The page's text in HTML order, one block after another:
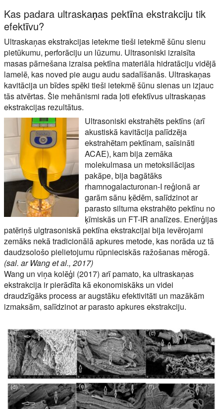
Kas padara ultraskaņas pektīna ekstrakciju tik
efektīvu?
Ultraskaņas ekstrakcijas ietekme tieši ietekmē šūnu sienu
pietūkumu, perforāciju un lūzumu. Ultrasoniski izraisīta
masas pārnešana izraisa pektīna materiāla hidratāciju vidējā
lamelē, kas noved pie augu audu sadalīšanās. Ultraskaņas
kavitācija un bīdes spēki tieši ietekmē šūnu sienas un izjauc
tās atvērtas. Šie mehānismi rada ļoti efektīvus ultraskaņas
ekstrakcijas rezultātus.
Ultrasoniski ekstrahēts pektīns (arī
akustiskā kavitācija palīdzēja
ekstrahētam pektīnam, saīsināti
ACAE), kam bija zemāka
molekulmasa un metoksilācijas
pakāpe, bija bagātāks
rhamnogalacturonan-I reģionā ar
garām sānu ķēdēm, salīdzinot ar
parasto siltuma ekstrahēto pektīnu no
ķīmiskās un FT-IR analīzes. Enerģijas
patēriņš ulgtrasoniskā pektīna ekstrakcijai bija ievērojami
zemāks nekā tradicionālā apkures metode, kas norāda uz tā
daudzsološo pielietojumu rūpnieciskās ražošanas mērogā.
(sal. ar Wang et al., 2017)
Wang un viņa kolēģi (2017) arī pamato, ka ultraskaņas
ekstrakcija ir pierādīta kā ekonomiskāks un videi
draudzīgāks process ar augstāku efektivitāti un mazākām
izmaksām, salīdzinot ar parasto apkures ekstrakciju.